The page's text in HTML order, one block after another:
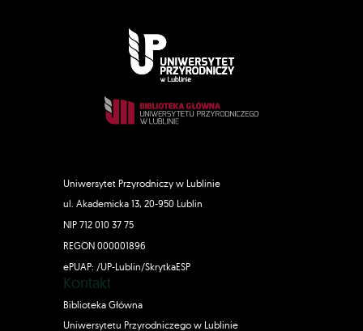
Uniwersytet Przyrodniczy w Lublinie
ul. Akademicka 13, 20-950 Lublin
NIP 712 010 37 75
REGON 000001896
ePUAP: /UP-Lublin/SkrytkaESP
Kontakt
Biblioteka Główna
Uniwersytetu Przyrodniczego w Lublinie